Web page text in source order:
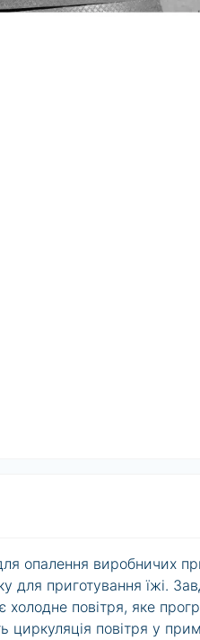
опалення виробничих
для приготування їжі.
холодне повітря, яке
повітря у